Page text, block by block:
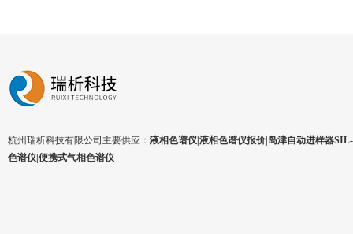
杭州瑞析科技有限公司主要供应： 液相色谱仪|液相色谱仪报价|岛津自动进样器
色谱仪|便携式气相色谱仪